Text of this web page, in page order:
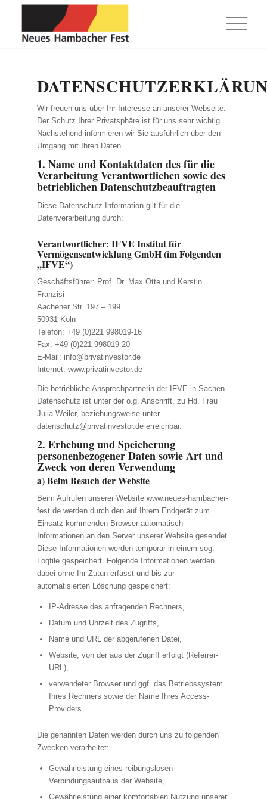
Wir freuen uns über Ihr Interesse an unserer Webseite.
Der Schutz Ihrer Privatsphäre ist für uns sehr wichtig.
Nachstehend informieren wir Sie ausführlich über den
Umgang mit Ihren Daten.
1. Name und Kontaktdaten des für die
Verarbeitung Verantwortlichen sowie des
betrieblichen Datenschutzbeauftragten
Diese Datenschutz-Information gilt für die
Datenverarbeitung durch:
Verantwortlicher: IFVE Institut für
Vermögensentwicklung GmbH (im Folgenden
„IFVE“)
Geschäftsführer: Prof. Dr. Max Otte und Kerstin
Franzisi
Aachener Str. 197 – 199
50931 Köln
Telefon: +49 (0)221 998019-16
Fax: +49 (0)221 998019-20
E-Mail: info@privatinvestor.de
Internet: www.privatinvestor.de
Die betriebliche Ansprechpartnerin der IFVE in Sachen
Datenschutz ist unter der o.g. Anschrift, zu Hd. Frau
Julia Weiler, beziehungsweise unter
datenschutz@privatinvestor.de erreichbar.
2. Erhebung und Speicherung
personenbezogener Daten sowie Art und
Zweck von deren Verwendung
a) Beim Besuch der Website
Beim Aufrufen unserer Website www.neues-hambacher-
fest.de werden durch den auf Ihrem Endgerät zum
Einsatz kommenden Browser automatisch
Informationen an den Server unserer Website gesendet.
Diese Informationen werden temporär in einem sog.
Logfile gespeichert. Folgende Informationen werden
dabei ohne Ihr Zutun erfasst und bis zur
automatisierten Löschung gespeichert:
IP-Adresse des anfragenden Rechners,
Datum und Uhrzeit des Zugriffs,
Name und URL der abgerufenen Datei,
Website, von der aus der Zugriff erfolgt (Referrer-
URL),
verwendeter Browser und ggf. das Betriebssystem
Ihres Rechners sowie der Name Ihres Access-
Providers.
Die genannten Daten werden durch uns zu folgenden
Zwecken verarbeitet:
Gewährleistung eines reibungslosen
Verbindungsaufbaus der Website,
Gewährleistung einer komfortablen Nutzung unserer